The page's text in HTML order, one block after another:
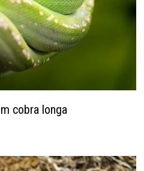
cobra longa